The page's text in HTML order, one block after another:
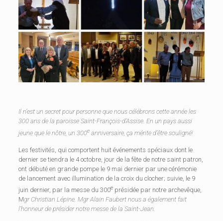
Il n’est un secret pour personne que nous célébrons cette année les
300 ans de la paroisse Saint-François-d’Assise. En un pays aussi
jeune que le nôtre, un 300eanniversaire, ça mérite d’être souligné!
Les festivités, qui comportent huit événements spéciaux dont le
dernier se tiendra le 4 octobre, jour de la fête de notre saint patron,
ont débuté en grande pompe le 9 mai dernier par une cérémonie
de lancement avec illumination de la croix du clocher; suivie, le 9
juin dernier, par la messe du 300eprésidée par notre archevêque,
Mgr Christian Lépine. Mgr Alain Faubert nous a également fait
l’honneur de présider notre messe de la Saint-Jean.